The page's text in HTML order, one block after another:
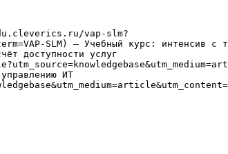
vap-slm?
SLM) — Учебный курс: интенсив с
доступности услуг
ИТ